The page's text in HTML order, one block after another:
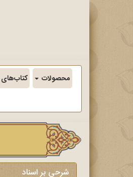
محصولات کتاب‌های
شرحی بر اسناد